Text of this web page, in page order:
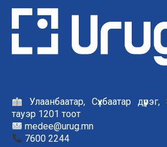
Улаанбаатар, Сүхбаатар
тауэр 1201 тоот
medee@urug.mn
7600 2244